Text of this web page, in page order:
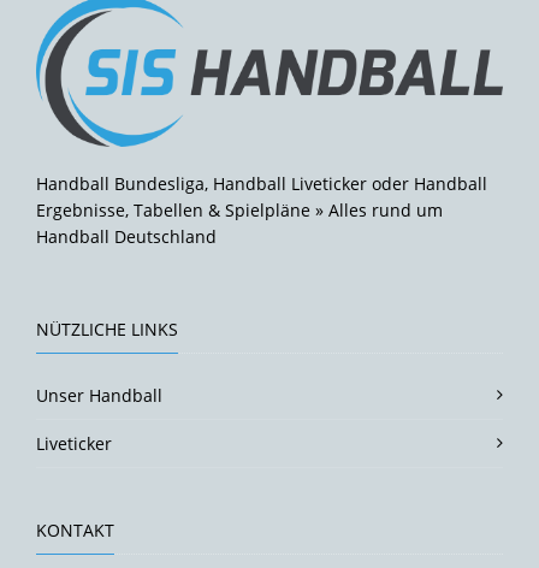
Handball Bundesliga, Handball Liveticker oder Handball
Ergebnisse, Tabellen & Spielpläne » Alles rund um
Handball Deutschland
NÜTZLICHE LINKS
Unser Handball
Liveticker
KONTAKT